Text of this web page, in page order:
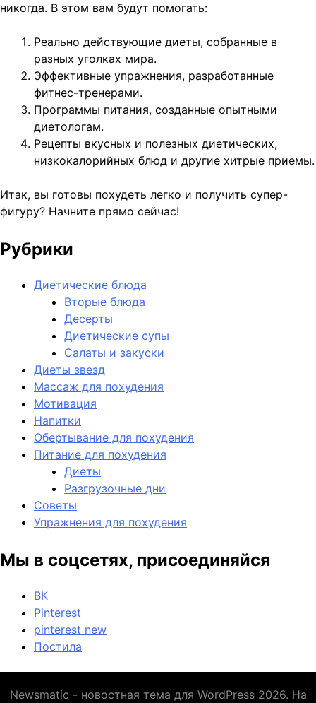
никогда. В этом вам будут помогать:
Реально действующие диеты, собранные в
разных уголках мира.
Эффективные упражнения, разработанные
фитнес-тренерами.
Программы питания, созданные опытными
диетологам.
Рецепты вкусных и полезных диетических,
низкокалорийных блюд и другие хитрые приемы.
Итак, вы готовы похудеть легко и получить супер-
фигуру? Начните прямо сейчас!
Рубрики
Диетические блюда
Вторые блюда
Десерты
Диетические супы
Салаты и закуски
Диеты звезд
Массаж для похудения
Мотивация
Напитки
Обертывание для похудения
Питание для похудения
Диеты
Разгрузочные дни
Советы
Упражнения для похудения
Мы в соцсетях, присоединяйся
ВК
Pinterest
pinterest new
Постила
Newsmatic - новостная тема для WordPress 2026. На